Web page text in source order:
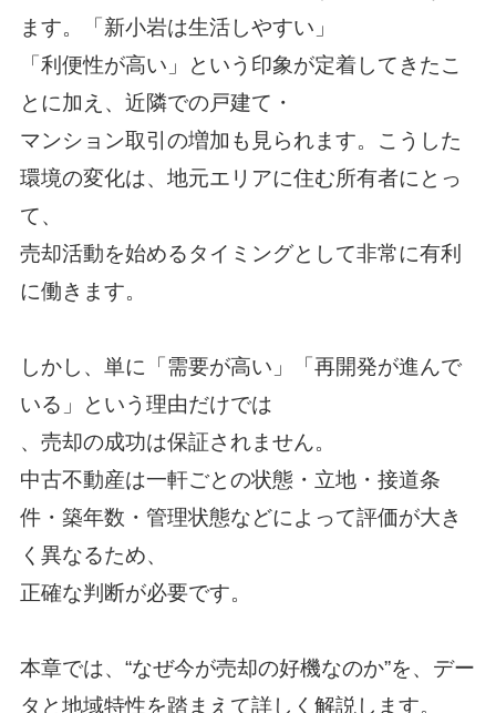
ます。「新小岩は生活しやすい」
「利便性が高い」という印象が定着してきたこ
とに加え、近隣での戸建て・
マンション取引の増加も見られます。こうした
環境の変化は、地元エリアに住む所有者にとっ
て、
売却活動を始めるタイミングとして非常に有利
に働きます。
しかし、単に「需要が高い」「再開発が進んで
いる」という理由だけでは
、売却の成功は保証されません。
中古不動産は一軒ごとの状態・立地・接道条
件・築年数・管理状態などによって評価が大き
く異なるため、
正確な判断が必要です。
本章では、“なぜ今が売却の好機なのか”を、デー
タと地域特性を踏まえて詳しく解説します。